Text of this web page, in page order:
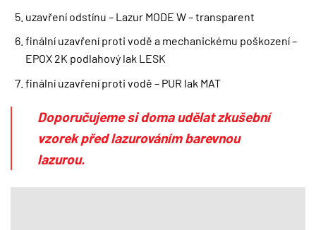
uzavření odstínu – Lazur MODE W – transparent
finální uzavření proti vodě a mechanickému poškození –
EPOX 2K podlahový lak LESK
finální uzavření proti vodě – PUR lak MAT
Doporučujeme si doma udělat zkušební
vzorek před lazurováním barevnou
lazurou.